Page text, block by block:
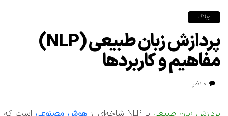
وبلاگ
پردازش زبان طبیعی (NLP)
مفاهیم و کاربردها
۰ نظر